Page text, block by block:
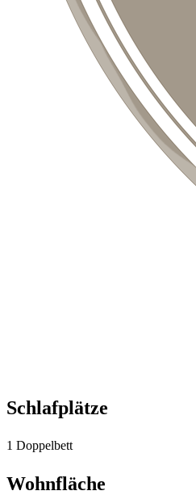
Schlafplätze
1 Doppelbett
Wohnfläche